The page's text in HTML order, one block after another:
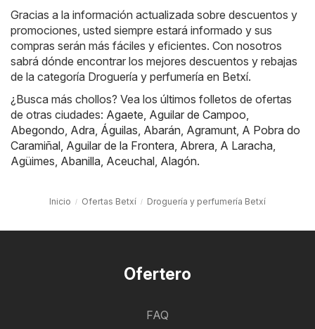
Gracias a la información actualizada sobre descuentos y
promociones, usted siempre estará informado y sus
compras serán más fáciles y eficientes. Con nosotros
sabrá dónde encontrar los mejores descuentos y rebajas
de la categoría Droguería y perfumería en Betxí.
¿Busca más chollos? Vea los últimos folletos de ofertas
de otras ciudades: Agaete Aguilar de Campoo
Abegondo Adra Águilas Abarán Agramunt A Pobra do
Caramiñal Aguilar de la Frontera Abrera A Laracha
Agüimes Abanilla Aceuchal Alagón.
Inicio Ofertas Betxí Droguería y perfumería Betxí
Ofertero
FAQ